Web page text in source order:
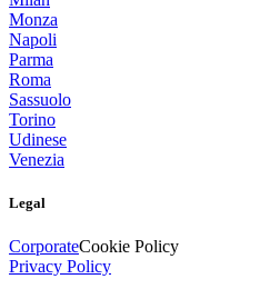
Monza
Napoli
Parma
Roma
Sassuolo
Torino
Udinese
Venezia
Legal
CorporateCookie Policy
Privacy Policy